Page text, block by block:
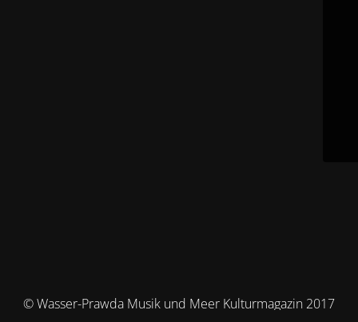
© Wasser-Prawda Musik und Meer Kulturmagazin 2017